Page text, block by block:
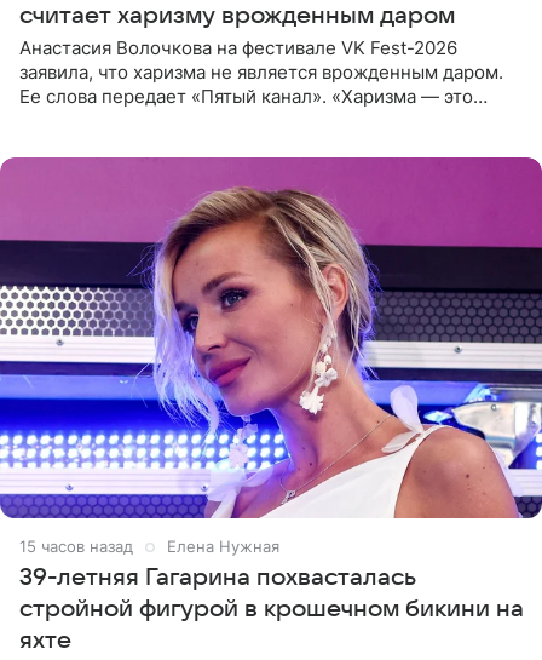
считает харизму врожденным даром
Анастасия Волочкова на фестивале VK Fest-2026
заявила, что харизма не является врожденным даром.
Ее слова передает «Пятый канал». «Харизма — это
15 часов назад Елена Нужная
39-летняя Гагарина похвасталась
стройной фигурой в крошечном бикини на
яхте